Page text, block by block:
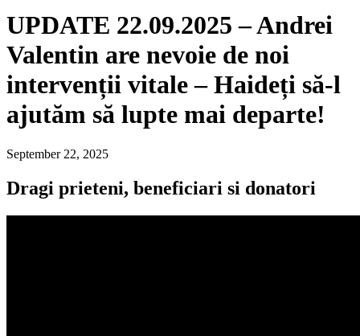
UPDATE 22.09.2025 – Andrei
Valentin are nevoie de noi
intervenții vitale – Haideți să-l
ajutăm să lupte mai departe!
September 22, 2025
Dragi prieteni, beneficiari si donatori